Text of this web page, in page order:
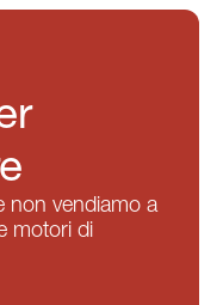
non vendiamo a
motori di